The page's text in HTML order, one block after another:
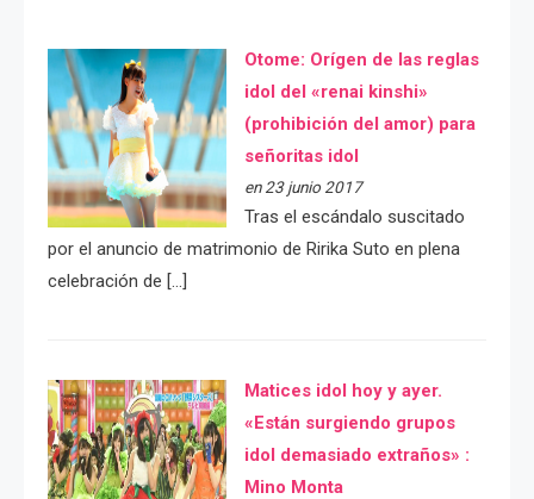
Otome: Orígen de las reglas
idol del «renai kinshi»
(prohibición del amor) para
señoritas idol
en 23 junio 2017
Tras el escándalo suscitado
por el anuncio de matrimonio de Ririka Suto en plena
celebración de […]
Matices idol hoy y ayer.
«Están surgiendo grupos
idol demasiado extraños» :
Mino Monta